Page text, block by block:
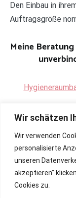
Wir schätzen
Wir verwenden
personalisierte
unseren
akzeptieren"
Cookies zu.
Den Einbau in
Auftragsgröße
Meine